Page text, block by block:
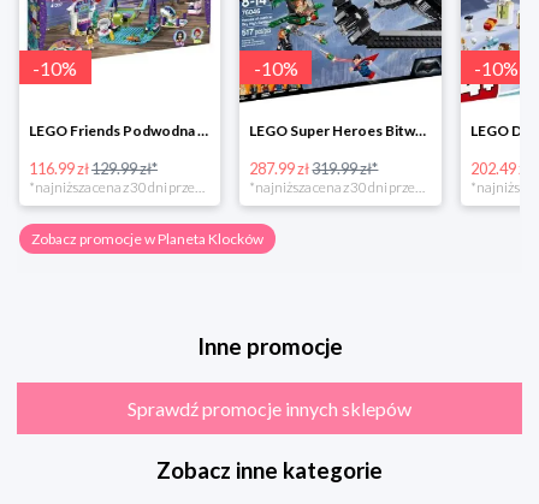
-10%
LEGO Friends Podwodna Frajda w super cenie
116.99 zł129.99 zł*
-10%
LEGO Super Heroes Bitwa powietrzna w super cenie
287.99 zł319.99 zł*
-10%
202.49 zł
Zobacz promocje w Planeta Klocków
Inne promocje
Sprawdź promocje innych sklepów
Zobacz inne kategorie